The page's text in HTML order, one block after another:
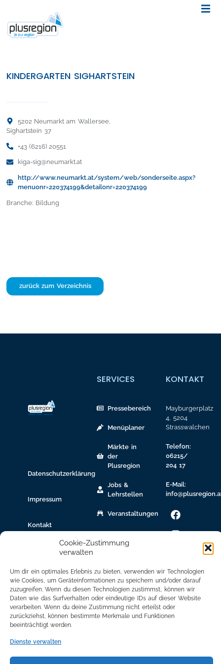
Cookie-Zustimmung
verwalten
Um dir ein optimales Erlebnis zu bieten, verwenden wir Technologien
wie Cookies, um Geräteinformationen zu speichern und/oder darauf
zuzugreifen. Wenn du diesen Technologien zustimmst, können wir
Daten wie das Surfverhalten oder eindeutige IDs auf dieser Website
verarbeiten. Wenn du deine Zustimmung nicht erteilst oder
zurückziehst, können bestimmte Merkmale und Funktionen
beeinträchtigt werden.
Dienste verwalten
KINDERGARTEN SIGHARTSTEIN
5202 Neumarkt am Wallersee,
Sighartstein 37
+43 (6216) 20551
kiga-sig@neumarkt.at
http://www.neumarkt.at/system/web/sonderseite.aspx?
menuonr=220374199&detailonr=220374199
Branche: Bildung
zurück zum Verzeichnis
Datenschutzerklärung
Impressum
Kontakt
SERVICES
Pressebereich
Menüplaner
Märkte in
der
Plusregion
Jobs &
Lehrstellen
Veranstaltungen
gew.
Immobilien
Newsletter
Anmeldung
Mitglied
werden
KONTAKT
Mayburgerplatz
4, 5204
Strasswalchen
Telefon:
06215/
204 17
E-Mail: